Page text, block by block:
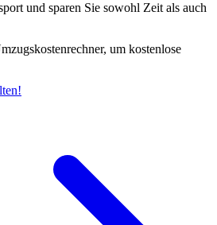
und sparen Sie sowohl Zeit als auch
um kostenlose